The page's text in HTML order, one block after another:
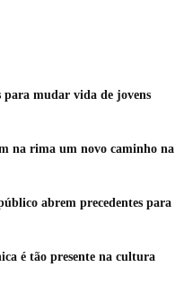
mudar vida de jovens
na rima um novo caminho na
abrem precedentes para
é tão presente na cultura